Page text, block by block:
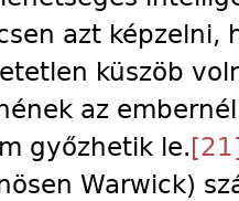
azt képzelni,
küszöb
az
győzhetik le.
Warwick)